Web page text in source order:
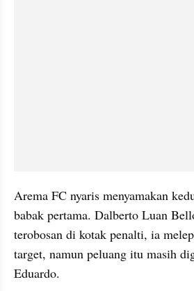
Arema FC nyaris menyamakan
babak pertama. Dalberto Luan
terobosan di kotak penalti, ia
target, namun peluang itu masih
Eduardo.